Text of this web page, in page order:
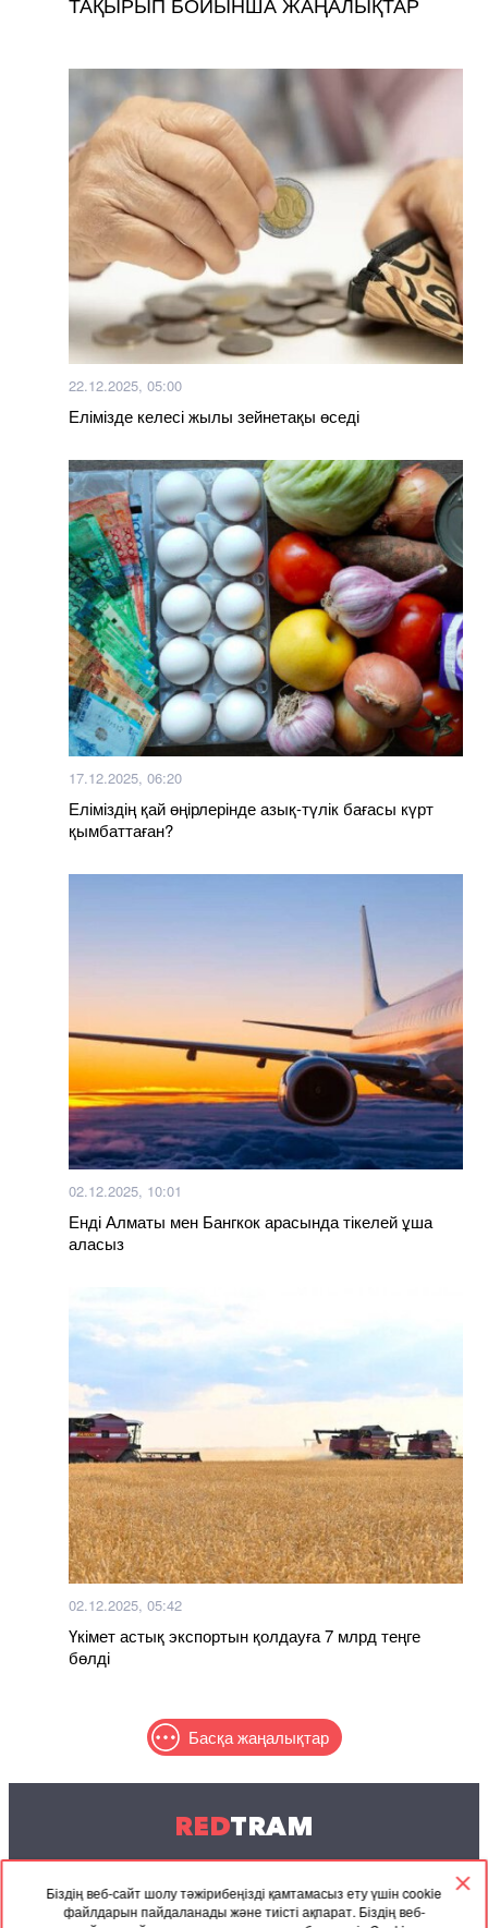
Біздің веб-сайт шолу тәжірибеңізді қамтамасыз ету үшін cookie
файлдарын пайдаланады және тиісті ақпарат. Біздің веб-
22.12.2025, 05:00
Елімізде келесі жылы зейнетақы өседі
17.12.2025, 06:20
Еліміздің қай өңірлерінде азық-түлік бағасы күрт
қымбаттаған?
02.12.2025, 10:01
Енді Алматы мен Бангкок арасында тікелей ұша
аласыз
02.12.2025, 05:42
Үкімет астық экспортын қолдауға 7 млрд теңге
бөлді
Басқа жаңалықтар
REDTRAM
© 2004-2026 Redtram, Ltd.